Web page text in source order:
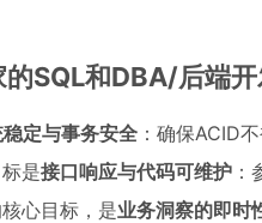
SQL和DBA/后端
定与事务安全 ：确保ACID
是接口响应与代码可维护
心目标，是业务洞察的即时